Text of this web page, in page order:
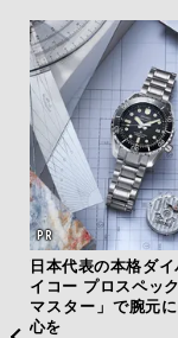
日本代表の本格ダ
イコー プロスペッ
マスター」で腕元
心を